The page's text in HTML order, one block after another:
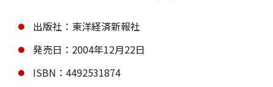
出版社：東洋経済新報社
発売日：2004年12月22日
ISBN：4492531874